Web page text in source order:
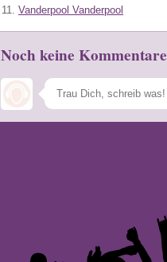
11. Vanderpool Vanderpool
Noch keine Kommentare